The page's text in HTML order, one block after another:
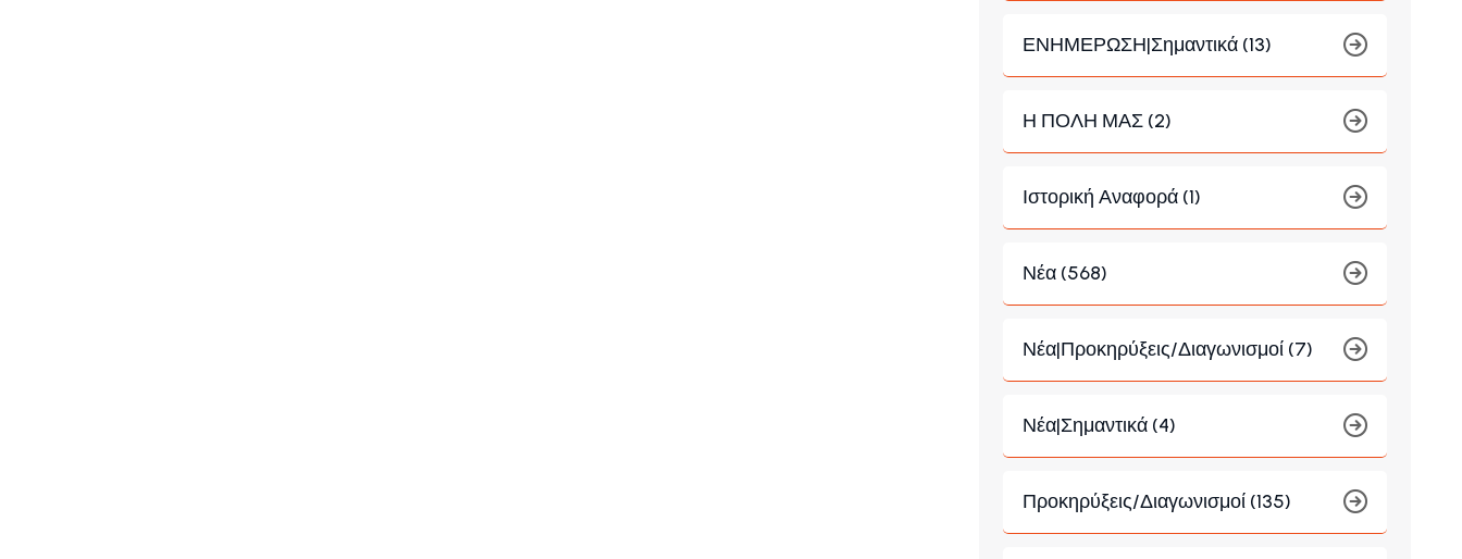
ΕΝΗΜΕΡΩΣΗ|Σημαντικά (13)
Η ΠΟΛΗ ΜΑΣ (2)
Ιστορική Αναφορά (1)
Νέα (568)
Νέα|Προκηρύξεις/Διαγωνισμοί (7)
Νέα|Σημαντικά (4)
Προκηρύξεις/Διαγωνισμοί (135)